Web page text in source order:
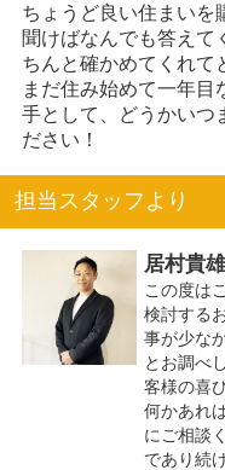
ちょうど良い住まいを
聞けばなんでも答えて
ちんと確かめてくれて
まだ住み始めて一年目
手として、どうかいつ
ださい！
担当スタッフより
居村貴
この度は
検討する
事が少な
とお調べ
客様の喜
何かあれ
にご相談
であり続